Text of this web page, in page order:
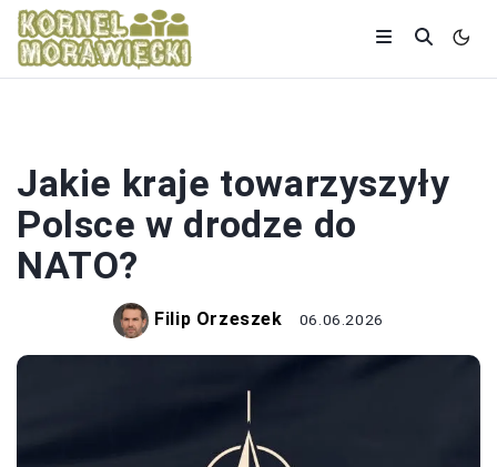
Jakie kraje towarzyszyły
Polsce w drodze do
NATO?
Filip Orzeszek 06.06.2026